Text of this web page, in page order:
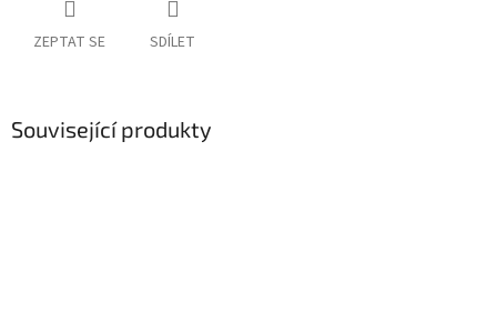
ZEPTAT SE SDÍLET
Související produkty